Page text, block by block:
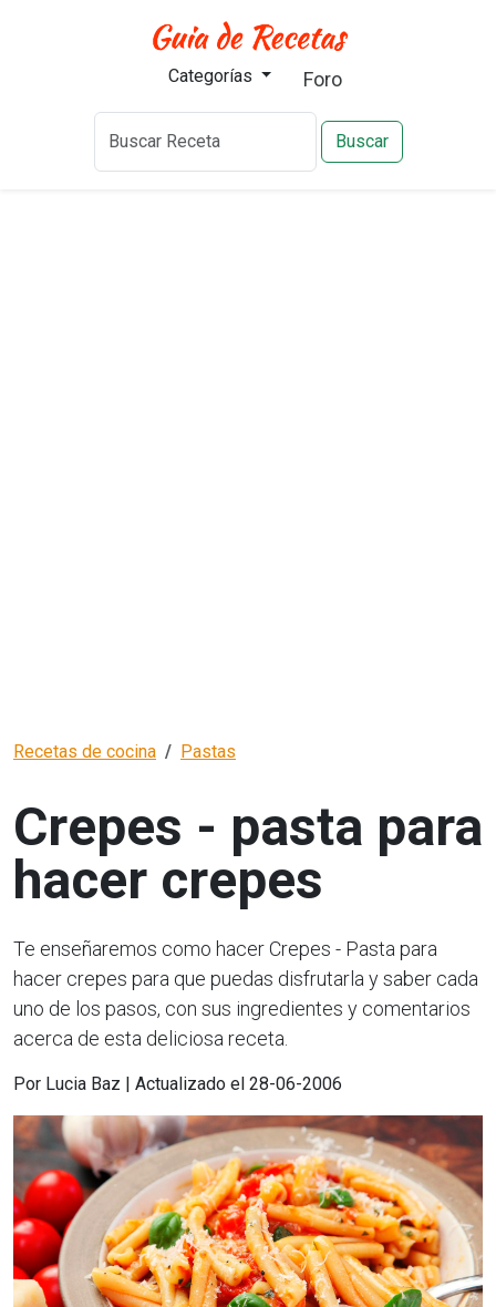
Categorías Foro
Buscar
Recetas de cocina Pastas
Crepes - pasta para
hacer crepes
Te enseñaremos como hacer Crepes - Pasta para
hacer crepes para que puedas disfrutarla y saber cada
uno de los pasos, con sus ingredientes y comentarios
acerca de esta deliciosa receta.
Por Lucia Baz | Actualizado el 28-06-2006